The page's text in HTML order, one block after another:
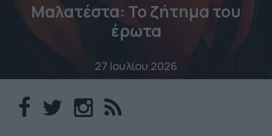
Μαλατέστα: Το ζήτημα του
έρωτα
27 Ιουλίου 2026